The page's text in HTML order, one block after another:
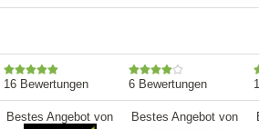
16 Bewertungen
6 Bewertungen
Bestes Angebot von Bestes Angebot von